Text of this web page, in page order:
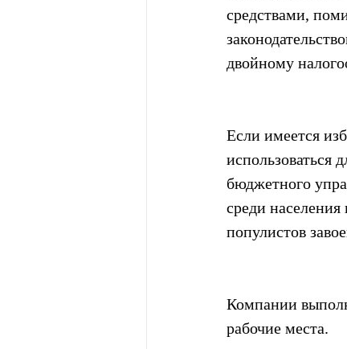
средствами,
двойному
Если имеется
использоваться
бюджетного
среди
популистов
Компании
рабочие места.